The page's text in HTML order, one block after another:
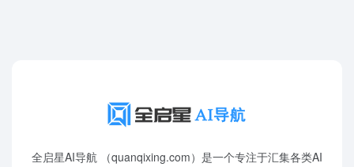
全启星AI导航 （quanqixing.com）是一个专注于汇集各类AI